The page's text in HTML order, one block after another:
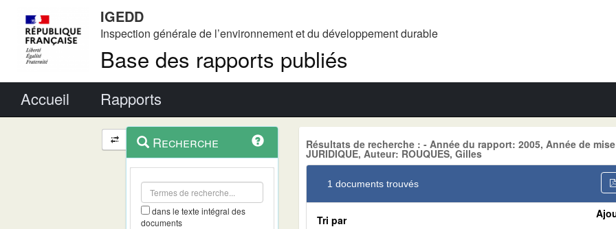
IGEDD
Inspection générale de l’environnement et du développement durable
Base des rapports publiés
Accueil Rapports
Navigation
et
outils
contextuel
Recherche
dans le texte intégral des
documents
Résultats de recherche : - Année du rapport: 2005, Année de
JURIDIQUE, Auteur: ROUQUES, Gilles
1 documents trouvés
Tri par